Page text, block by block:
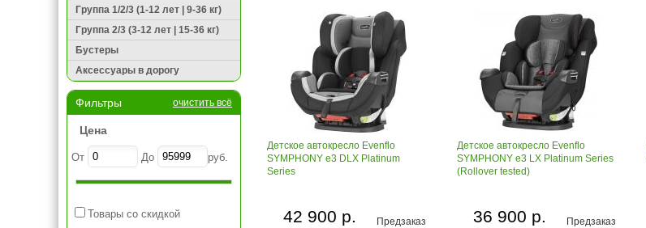
Группа 1/2/3 (1-12 лет | 9-36 кг)
Группа 2/3 (3-12 лет | 15-36 кг)
Бустеры
Аксессуары в дорогу
Фильтры очистить всё
Цена
От До руб.
Товары со скидкой
Детское автокресло Evenflo
SYMPHONY e3 DLX Platinum
Series
Предзаказ
42 900 р.
Детское автокресло Evenflo
SYMPHONY e3 LX Platinum Series
(Rollover tested)
Предзаказ
36 900 р.